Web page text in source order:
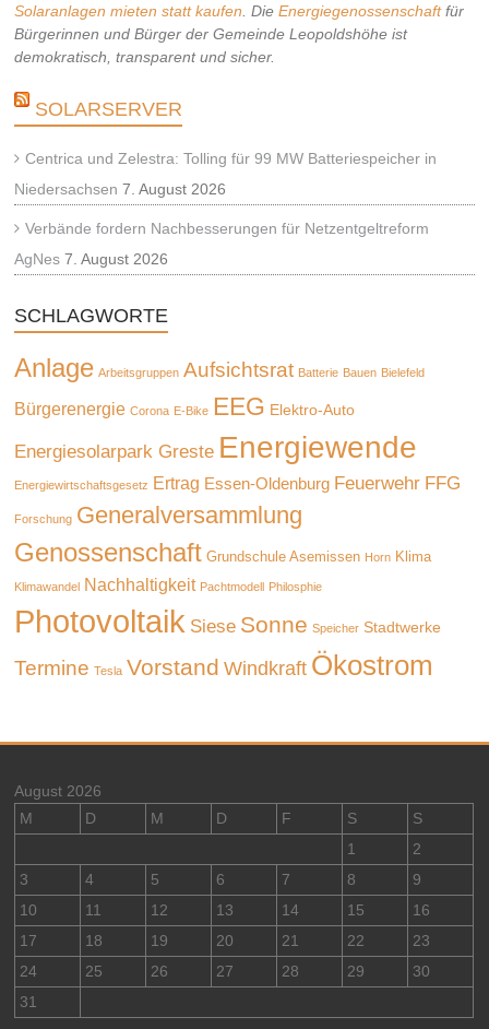
Solaranlagen mieten statt kaufen . DieEnergiegenossenschaftfür
Bürgerinnen und Bürger der Gemeinde Leopoldshöhe ist
demokratisch, transparent und sicher.
SOLARSERVER
Centrica und Zelestra: Tolling für 99 MW Batteriespeicher in
Niedersachsen 7. August 2026
Verbände fordern Nachbesserungen für Netzentgeltreform
AgNes 7. August 2026
SCHLAGWORTE
Anlage Arbeitsgruppen Aufsichtsrat Batterie Bauen Bielefeld
Bürgerenergie Corona E-Bike EEG Elektro-Auto
Energiesolarpark Greste Energiewende
Energiewirtschaftsgesetz Ertrag Essen-Oldenburg Feuerwehr FFG
Forschung Generalversammlung
Genossenschaft Grundschule Asemissen Horn Klima
Klimawandel Nachhaltigkeit Pachtmodell Philosphie
Photovoltaik Siese Sonne Speicher Stadtwerke
Termine Tesla Vorstand Windkraft Ökostrom
August 2026
M
D M D F S
S
1
2
3
4 5 6 7 8
9
10
11 12 13 14 15
16
17
18 19 20 21 22
23
24
25 26 27 28 29
30
31